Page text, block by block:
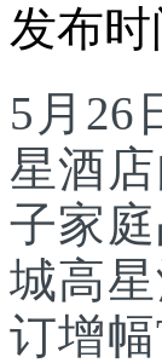
发布时
5月26
星酒
子家
城高
订增